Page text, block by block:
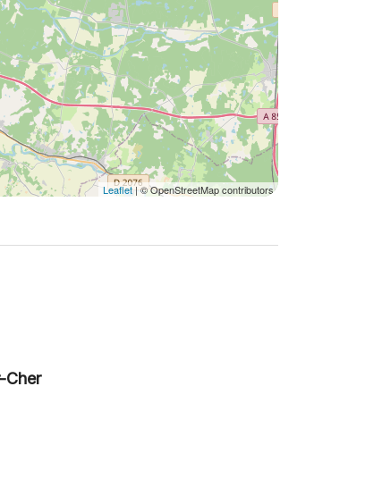
Leaflet| © OpenStreetMap contributors
Cher